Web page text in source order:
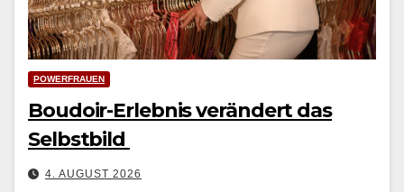
POWERFRAUEN
Boudoir-Erlebnis verändert das
Selbstbild
4. AUGUST 2026